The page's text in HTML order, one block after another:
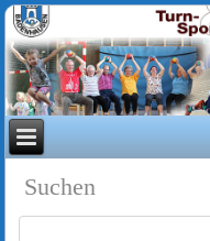
Suchen